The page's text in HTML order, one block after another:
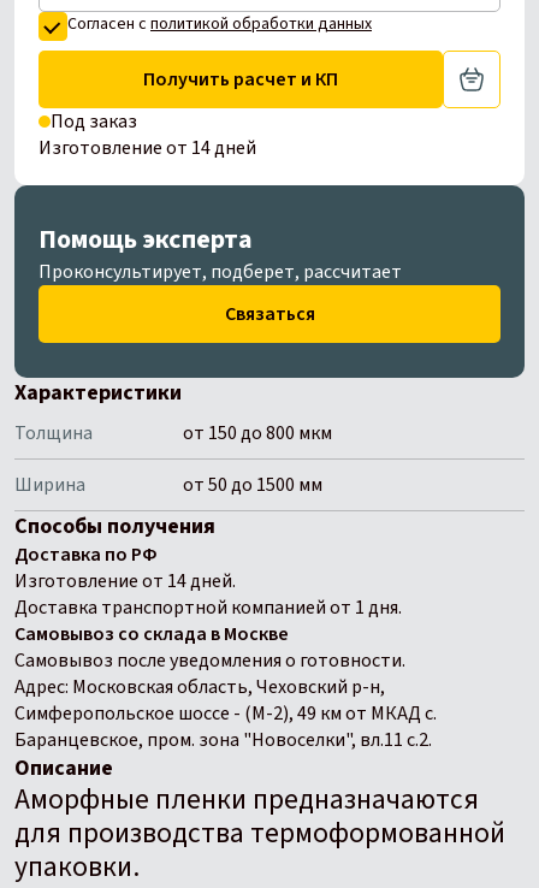
Характеристики
Толщина
от 150 до 800 мкм
Ширина
от 50 до 1500 мм
Способы получения
Доставка по РФ
Изготовление от 14 дней.
Доставка транспортной компанией от 1 дня.
Самовывоз со склада в Москве
Самовывоз после уведомления о готовности.
Адрес: Московская область, Чеховский р-н,
Симферопольское шоссе - (М-2), 49 км от МКАД с.
Баранцевское, пром. зона "Новоселки", вл.11 с.2.
Описание
Аморфные пленки предназначаются
для производства термоформованной
упаковки.
Согласен с политикой обработки данных
Получить расчет и КП
Под заказ
Изготовление от 14 дней
Помощь эксперта
Проконсультирует, подберет, рассчитает
Связаться